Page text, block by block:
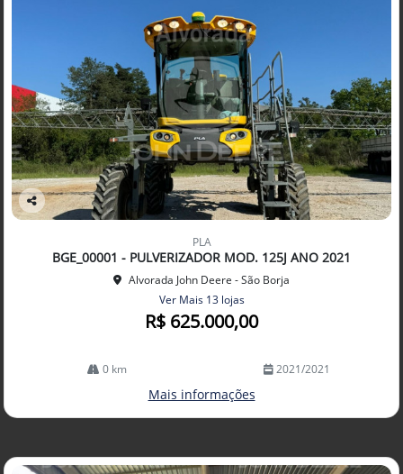
Co
PLA
BGE_00001 - PULVERIZADOR MOD. 125J ANO 2021
Alvorada John Deere - São Borja
Ver Mais 13 lojas
R$ 625.000,00
0 km 2021/2021
Mais informações